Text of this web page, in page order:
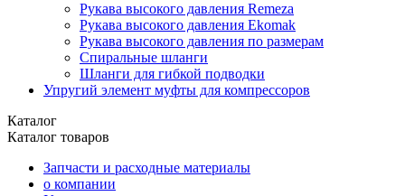
Рукава высокого давления Remeza
Рукава высокого давления Ekomak
Рукава высокого давления по размерам
Спиральные шланги
Шланги для гибкой подводки
Упругий элемент муфты для компрессоров
Каталог
Каталог товаров
Запчасти и расходные материалы
о компании